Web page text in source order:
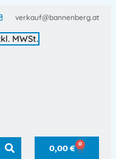
verkauf@bannenberg.at
MWSt.
0,00€ 0